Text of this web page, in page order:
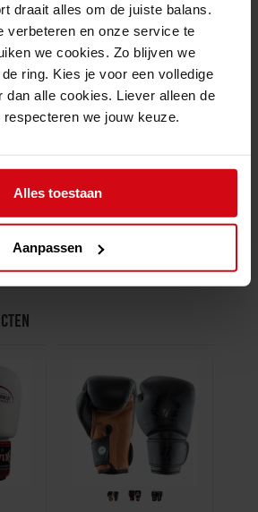
draait alles om de juiste balans.
verbeteren en onze service te
we cookies. Zo blijven we
ring. Kies je voor een volledige
dan alle cookies. Liever alleen de
we jouw keuze.
Alles toestaan
Aanpassen
bokshandschoenen is gemaakt uit
een andere densiteit, speciaal bedoeld om
te beschermen.
de binnenzijde van de handschoenen zorgt voor
trainen en verkort het droogproces van de
geurtjes te verminderen.
de pols
de binnenzijde